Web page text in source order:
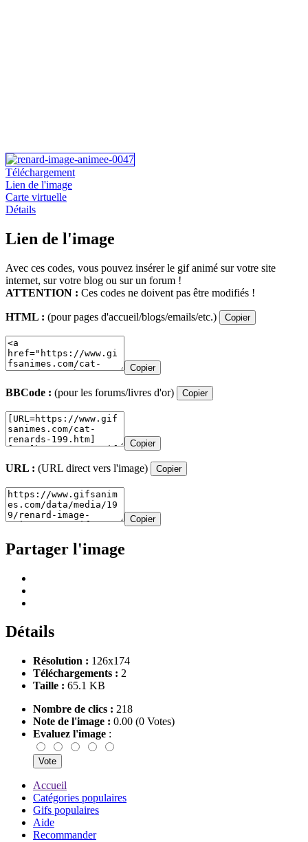
Téléchargement
Lien de l'image
Carte virtuelle
Détails
Lien de l'image
Avec ces codes, vous pouvez insérer le gif animé sur votre site
internet, sur votre blog ou sur un forum !
ATTENTION : Ces codes ne doivent pas être modifiés !
HTML : (pour pages d'accueil/blogs/emails/etc.) Copier
Copier
BBCode : (pour les forums/livres d'or) Copier
Copier
URL : (URL direct vers l'image) Copier
Copier
Partager l'image
Détails
Résolution : 126x174
Téléchargements : 2
Taille : 65.1 KB
Nombre de clics : 218
Note de l'image : 0.00 (0 Votes)
Evaluez l'image :
Accueil
Catégories populaires
Gifs populaires
Aide
Recommander